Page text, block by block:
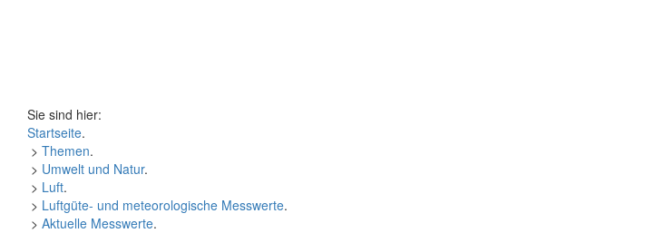
Sie sind hier:
Startseite.
> Themen.
> Umwelt und Natur.
> Luft.
> Luftgüte- und meteorologische Messwerte.
> Aktuelle Messwerte.